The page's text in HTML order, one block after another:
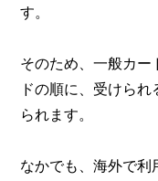
す。
そのため、一般カー
ドの順に、受けら
られます。
なかでも、海外で利